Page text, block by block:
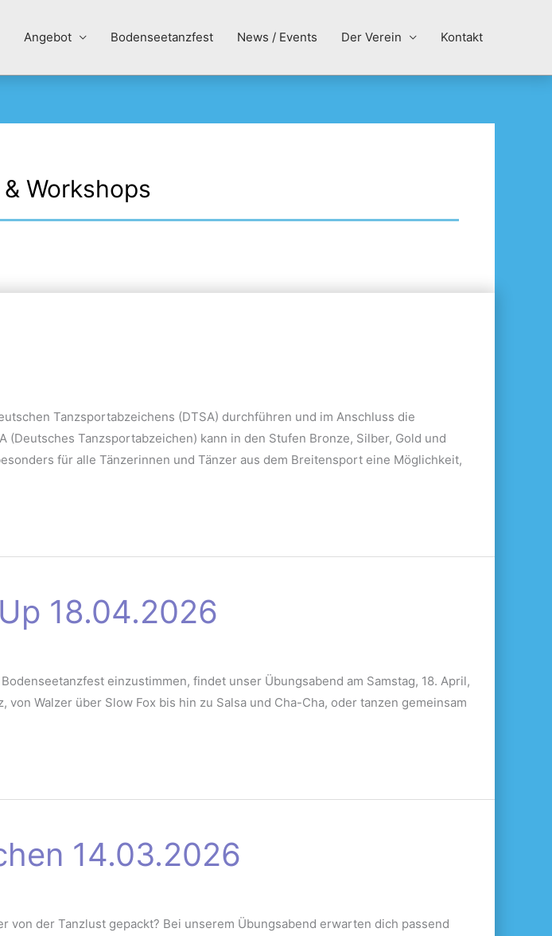
Angebot Bodenseetanzfest News / Events Der Verein Kontakt
Workshops
Tanzsportabzeichens (DTSA) durchführen und im Anschluss die
Tanzsportabzeichen) kann in den Stufen Bronze, Silber, Gold und
für alle Tänzerinnen und Tänzer aus dem Breitensport eine Möglichkeit,
18.04.2026
einzustimmen, findet unser Übungsabend am Samstag, 18. April,
Walzer über Slow Fox bis hin zu Salsa und Cha-Cha, oder tanzen gemeinsam
14.03.2026
der Tanzlust gepackt? Bei unserem Übungsabend erwarten dich passend